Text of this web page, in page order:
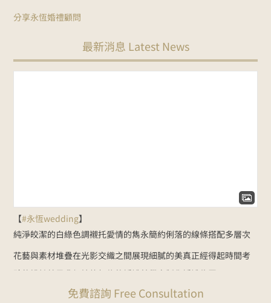
分享永恆婚禮顧問
最新消息 Latest News
【#永恆wedding】
純淨皎潔的白綠色調襯托愛情的雋永簡約俐落的線條搭配多層次
花藝與素材堆疊在光影交織之間展現細膩的美真正經得起時間考
驗的設計 就是我們始終相信的婚禮美學 客製化婚禮佈置：
Line諮詢 goo.gl/zbYK49新人預約官網
免費諮詢 Free Consultation